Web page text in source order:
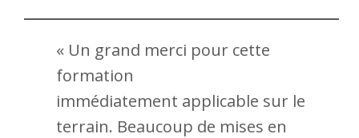
« Un grand merci pour cette
formation
immédiatement applicable sur le
terrain. Beaucoup de mises en